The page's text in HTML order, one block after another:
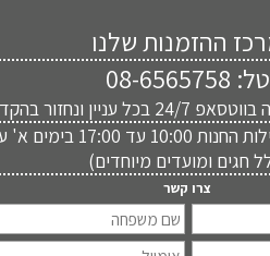
ההזמנות שלנו
טל: 08-6565758
עניין ונחזור בהקדם
ניתן להתקשר בשעות פעילות
חגים ומועדים מיוחדים)
צרו קשר